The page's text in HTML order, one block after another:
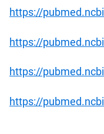
https://
https://
https://
https://